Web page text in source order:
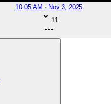
10:05 AM · Nov 3, 2025
11